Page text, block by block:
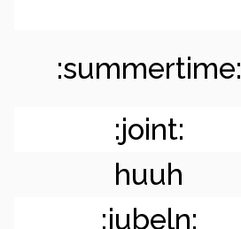
:summertime:
:joint:
huuh
:jubeln: